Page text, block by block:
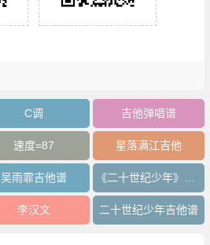
C调 吉他弹唱谱
速度=87 星落满江吉他
吴雨霏吉他谱
李汉文 二十世纪少年吉他谱